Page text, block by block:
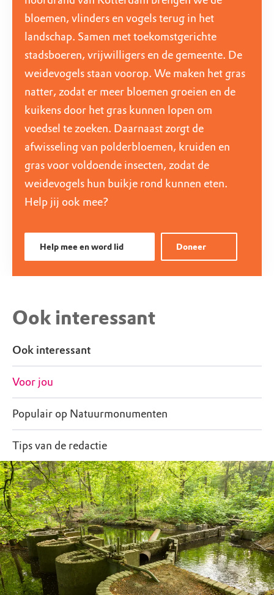
bloemen, vlinders en vogels terug in het
landschap. Samen met toekomstgerichte
stadsboeren, vrijwilligers en de gemeente. De
weidevogels staan voorop. We maken het gras
natter, zodat er meer bloemen groeien en de
kuikens door het gras kunnen lopen om
voedsel te zoeken. Daarnaast zorgt de
afwisseling van polderbloemen, kruiden en
gras voor voldoende insecten, zodat de
weidevogels hun buikje rond kunnen eten.
Help jij ook mee?
Help mee en word lid Doneer
Ook interessant
Ook interessant
Voor jou
Populair op Natuurmonumenten
Tips van de redactie